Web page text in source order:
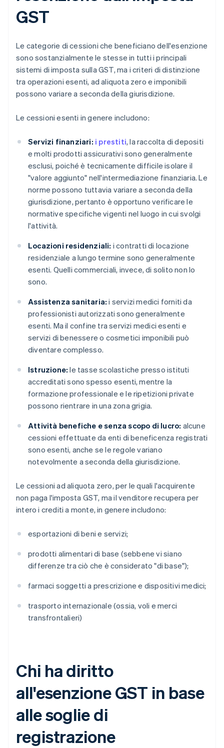
GST
Le categorie di cessioni che beneficiano dell'esenzione
sono sostanzialmente le stesse in tutti i principali
sistemi di imposta sulla GST, ma i criteri di distinzione
tra operazioni esenti, ad aliquota zero e imponibili
possono variare a seconda della giurisdizione.
Le cessioni esenti in genere includono:
Servizi finanziari: i prestiti, la raccolta di depositi
e molti prodotti assicurativi sono generalmente
esclusi, poiché è tecnicamente difficile isolare il
"valore aggiunto" nell'intermediazione finanziaria. Le
norme possono tuttavia variare a seconda della
giurisdizione, pertanto è opportuno verificare le
normative specifiche vigenti nel luogo in cui svolgi
l'attività.
Locazioni residenziali: i contratti di locazione
residenziale a lungo termine sono generalmente
esenti. Quelli commerciali, invece, di solito non lo
sono.
Assistenza sanitaria: i servizi medici forniti da
professionisti autorizzati sono generalmente
esenti. Ma il confine tra servizi medici esenti e
servizi di benessere o cosmetici imponibili può
diventare complesso.
Istruzione: le tasse scolastiche presso istituti
accreditati sono spesso esenti, mentre la
formazione professionale e le ripetizioni private
possono rientrare in una zona grigia.
Attività benefiche e senza scopo di lucro: alcune
cessioni effettuate da enti di beneficenza registrati
sono esenti, anche se le regole variano
notevolmente a seconda della giurisdizione.
Le cessioni ad aliquota zero, per le quali l'acquirente
non paga l'imposta GST, ma il venditore recupera per
intero i crediti a monte, in genere includono:
esportazioni di beni e servizi;
prodotti alimentari di base (sebbene vi siano
differenze tra ciò che è considerato "di base");
farmaci soggetti a prescrizione e dispositivi medici;
trasporto internazionale (ossia, voli e merci
transfrontalieri)
Chi ha diritto
all'esenzione GST in base
alle soglie di
registrazione